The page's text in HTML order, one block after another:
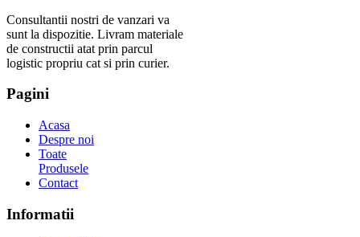
Consultantii nostri de vanzari va
sunt la dispozitie. Livram materiale
de constructii atat prin parcul
logistic propriu cat si prin curier.
Pagini
Acasa
Despre noi
Toate
Produsele
Contact
Informatii